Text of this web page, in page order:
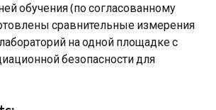
обучения (по согласованному
сравнительные измерения
на одной площадке с
безопасности для